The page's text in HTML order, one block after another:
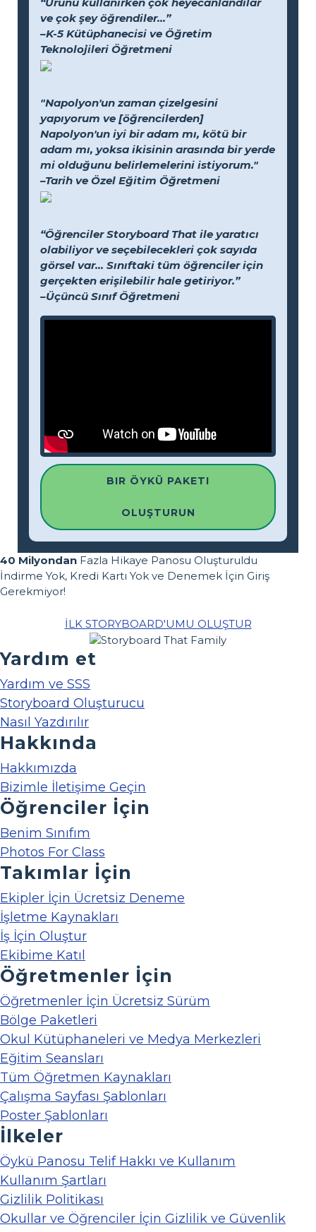
ve çok şey öğrendiler...”
–K-5 Kütüphanecisi ve Öğretim
Teknolojileri Öğretmeni
"Napolyon'un zaman çizelgesini
yapıyorum ve [öğrencilerden]
Napolyon'un iyi bir adam mı, kötü bir
adam mı, yoksa ikisinin arasında bir yerde
mi olduğunu belirlemelerini istiyorum."
–Tarih ve Özel Eğitim Öğretmeni
“Öğrenciler Storyboard That ile yaratıcı
olabiliyor ve seçebilecekleri çok sayıda
görsel var... Sınıftaki tüm öğrenciler için
gerçekten erişilebilir hale getiriyor.”
–Üçüncü Sınıf Öğretmeni
BIR ÖYKÜ PAKETI
OLUŞTURUN
40 Milyondan Fazla Hikaye Panosu Oluşturuldu
İndirme Yok, Kredi Kartı Yok ve Denemek İçin Giriş
Gerekmiyor!
İLK STORYBOARD'UMU OLUŞTUR
Yardım et
Yardım ve SSS
Storyboard Oluşturucu
Nasıl Yazdırılır
Hakkında
Hakkımızda
Bizimle İletişime Geçin
Öğrenciler İçin
Benim Sınıfım
Photos For Class
Takımlar İçin
Ekipler İçin Ücretsiz Deneme
İşletme Kaynakları
İş İçin Oluştur
Ekibime Katıl
Öğretmenler İçin
Öğretmenler İçin Ücretsiz Sürüm
Bölge Paketleri
Okul Kütüphaneleri ve Medya Merkezleri
Eğitim Seansları
Tüm Öğretmen Kaynakları
Çalışma Sayfası Şablonları
Poster Şablonları
İlkeler
Öykü Panosu Telif Hakkı ve Kullanım
Kullanım Şartları
Gizlilik Politikası
Okullar ve Öğrenciler İçin Gizlilik ve Güvenlik